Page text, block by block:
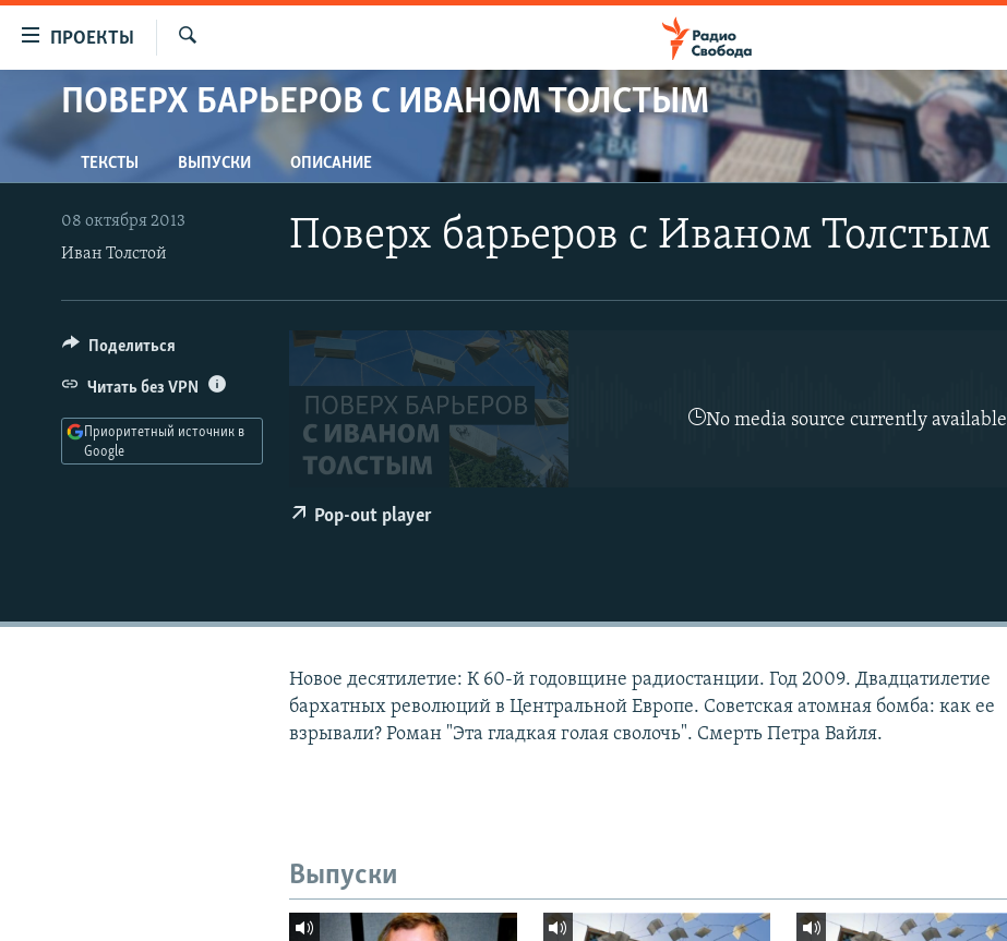
упрощенного
доступа
Вернуться
к
основному
содержанию
навигации
Вернутся
ПРОЕКТЫ
ПРОГРАММЫ
ПОДКАСТЫ
АВТОРСКИЕ ПРОЕКТЫ
ЦИТАТЫ СВОБОДЫ
МНЕНИЯ
КУЛЬТУРА
IDEL.РЕАЛИИ
КАВКАЗ.РЕАЛИИ
СЕВЕР.РЕАЛИИ
СИБИРЬ.РЕАЛИИ
ПОВЕРХ БАРЬЕРОВ С ИВАНОМ ТОЛСТЫМ
ТЕКСТЫ ВЫПУСКИ ОПИСАНИЕ
Поверх барьеров с Иваном Толстым
08 октября 2013
Иван Толстой
No media source currently available
Pop-out player
Поделиться
Читать без VPN
Приоритетный источник в
Google
Новое десятилетие: К 60-й годовщине радиостанции. Год 2009. Двадцатилетие
бархатных революций в Центральной Европе. Советская атомная бомба: как ее
взрывали? Роман "Эта гладкая голая сволочь". Смерть Петра Вайля.
Выпуски